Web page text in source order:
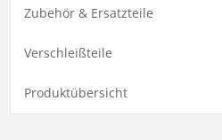
Zubehör & Ersatzteile
Verschleißteile
Produktübersicht